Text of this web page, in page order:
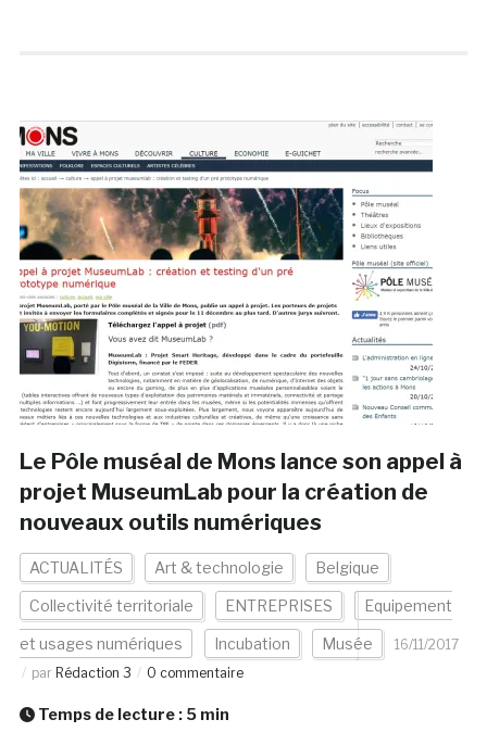
Le Pôle muséal de Mons lance son appel à
projet MuseumLab pour la création de
nouveaux outils numériques
ACTUALITÉS Art & technologie Belgique
Collectivité territoriale ENTREPRISES Equipement
et usages numériques Incubation Musée
16/11/2017
par Rédaction 3 0 commentaire
Temps de lecture : 5 min